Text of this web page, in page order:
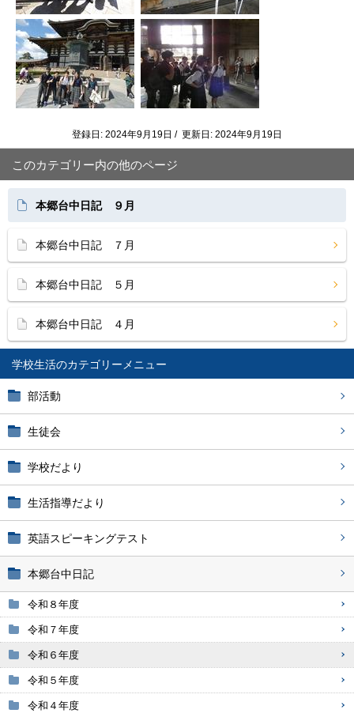
学校生活
部活動
生徒会
学校だより
生活指導だより
英語スピーキングテスト
本郷台中日記
令和８年度
令和７年度
令和６年度
令和５年度
令和４年度
登録日: 2024年9月19日 / 更新日: 2024年9月19日
このカテゴリー内の他のページ
本郷台中日記 ９月
本郷台中日記 ７月
本郷台中日記 ５月
本郷台中日記 ４月